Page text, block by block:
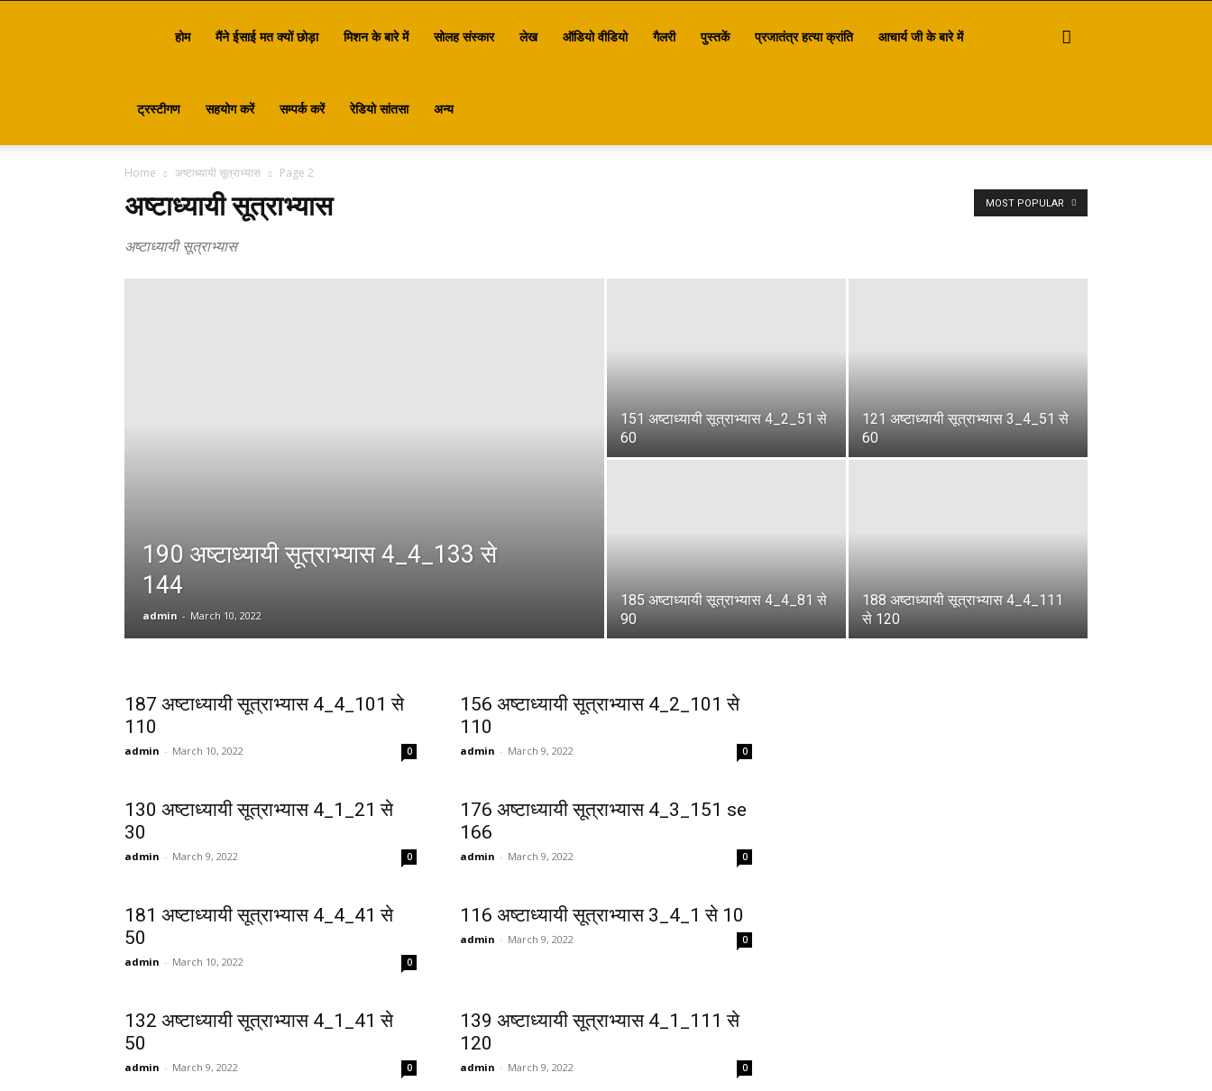
होम मैंने ईसाई मत क्यों छोड़ा मिशन के बारे में सोलह संस्कार लेख ऑडियो वीडियो गैलरी पुस्तकें प्रजातंत्र हत्या क्रांति आचार्य जी के बारे में
ट्रस्टीगण सहयोग करें सम्पर्क करें रेडियो सांतसा अन्य
Home अष्टाध्यायी सूत्राभ्यास Page 2
अष्टाध्यायी सूत्राभ्यास
अष्टाध्यायी सूत्राभ्यास
MOST POPULAR
190 अष्टाध्यायी सूत्राभ्यास 4_4_133 से
144
admin - March 10, 2022
151 अष्टाध्यायी सूत्राभ्यास 4_2_51 से
60
121 अष्टाध्यायी सूत्राभ्यास 3_4_51 से
60
185 अष्टाध्यायी सूत्राभ्यास 4_4_81 से
90
188 अष्टाध्यायी सूत्राभ्यास 4_4_111
से 120
187 अष्टाध्यायी सूत्राभ्यास 4_4_101 से
110
admin - March 10, 2022 0
156 अष्टाध्यायी सूत्राभ्यास 4_2_101 से
110
admin - March 9, 2022 0
130 अष्टाध्यायी सूत्राभ्यास 4_1_21 से
30
admin - March 9, 2022 0
176 अष्टाध्यायी सूत्राभ्यास 4_3_151 se
166
admin - March 9, 2022 0
181 अष्टाध्यायी सूत्राभ्यास 4_4_41 से
50
admin - March 10, 2022 0
116 अष्टाध्यायी सूत्राभ्यास 3_4_1 से 10
admin - March 9, 2022 0
132 अष्टाध्यायी सूत्राभ्यास 4_1_41 से
50
admin - March 9, 2022 0
139 अष्टाध्यायी सूत्राभ्यास 4_1_111 से
120
admin - March 9, 2022 0